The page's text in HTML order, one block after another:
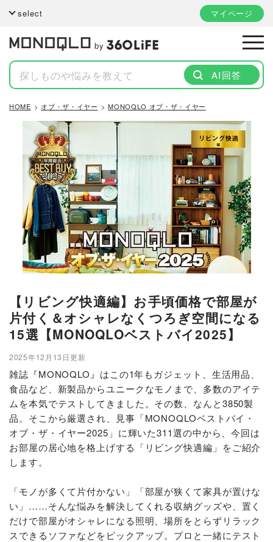
select マイページ
by
AI回答
HOME オブ・ザ・イヤー MONOQLO オブ・ザ・イヤー
【リビング快適編】お手頃価格で部屋が
片付く＆オシャレなくつろぎ空間になる
15選【MONOQLOベストバイ2025】
2025年12月13日更新
雑誌『MONOQLO』はこの1年もガジェット、生活用品、
食品など、新製品からユニークなモノまで、多数のアイテ
ムを本気でテストしてきました。その数、なんと3850製
品。そこから厳選され、見事「MONOQLOベストバイ・
オブ・ザ・イヤー2025」に輝いた311選の中から、今回は
お部屋の居心地を格上げする「リビング快適編」をご紹介
します。
「モノが多くて片付かない」「部屋が狭くて家具が置けな
い」……そんな悩みを解決してくれる収納グッズや、置く
だけで部屋がオシャレになる照明、場所をとらずリラック
スできるソファなどをピックアップ。プロと一緒にテスト